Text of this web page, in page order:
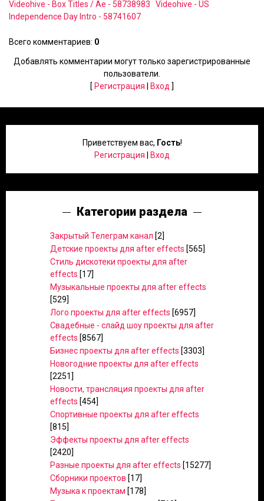
Videohive - Box Titles / Ae - 58738983
Videohive - US
Independence Day Intro - 58741607
Всего комментариев: 0
Добавлять комментарии могут только зарегистрированные
пользователи.
[ Регистрация Вход ]
Приветствуем вас, Гость!
Регистрация
Вход
Категории раздела
Закрытый Телеграм канал [2]
Детские проекты для after effects [565]
Стиль дискотеки проекты для after
effects [17]
Музыкальные проекты для after effects
[529]
Лого проекты для after effects [6957]
Свадебные - слайд шоу проекты для after
effects [8567]
Бизнес проекты для after effects [3303]
Новогодние проекты для after effects
[2251]
Новости, трансляция проекты для after
effects [454]
Спортивные проекты для after effects
[815]
Эффекты проекты для after effects
[2420]
Разные проекты для after effects [15277]
Сборники проектов [17]
Музыка к проектам [178]